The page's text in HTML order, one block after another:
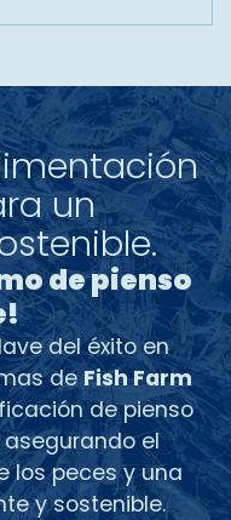
un
de pienso
del éxito en
de Fish Farm
de pienso
el
los peces y una
y sostenible.